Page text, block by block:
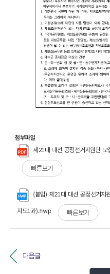
첨부파일
제21대 대선 공정선거지원단
빠른보기
(붙임) 제21대 대선 공정선거지
지도1과).hwp 빠른보기
다음글